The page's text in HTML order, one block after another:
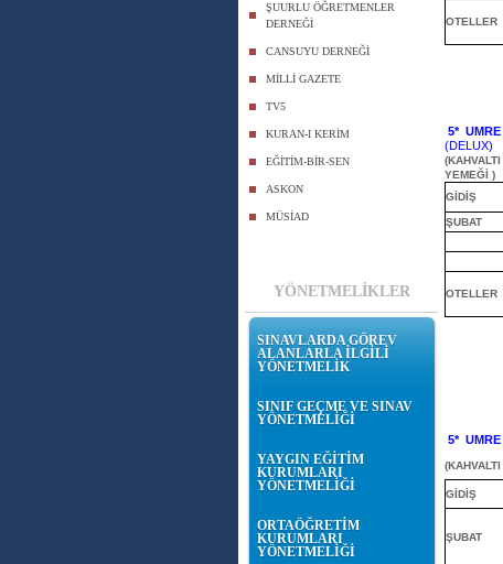
ŞUURLU ÖĞRETMENLER
DERNEĞİ
CANSUYU DERNEĞİ
MİLLİ GAZETE
TV5
KURAN-I KERİM
EĞİTİM-BİR-SEN
ASKON
MÜSİAD
YÖNETMELİKLER
SINAVLARDA GÖREV
ALANLARLA İLGİLİ
YÖNETMELİK
SINIF GEÇME VE SINAV
YÖNETMELİĞİ
YAYGIN EĞİTİM
KURUMLARI
YÖNETMELİĞİ
ORTAÖĞRETİM
KURUMLARI
YÖNETMELİĞİ
OTELLER
5* UMRE
(DELUX)
(KAHVALTI
YEMEĞİ )
GİDİŞ
ŞUBAT
OTELLER
5* UMRE
(KAHVALTI
GİDİŞ
ŞUBAT